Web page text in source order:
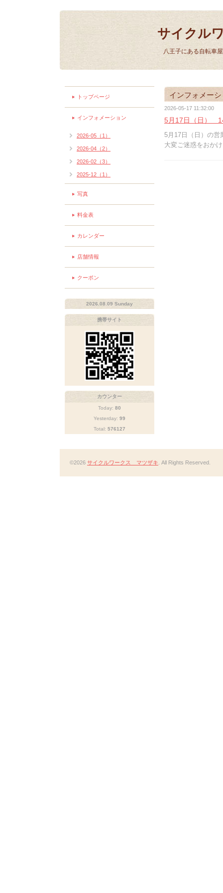
サイクル
八王子にある自転車
インフォメー
2026-05-17 11:32:00
5月17日（日）
5月17日（日）の営
大変ご迷惑をおか
トップページ
インフォメーション
2026-05（1）
2026-04（2）
2026-02（3）
2025-12（1）
写真
料金表
カレンダー
店舗情報
クーポン
2026.08.09 Sunday
携帯サイト
カウンター
Today: 80
Yesterday: 99
Total: 576127
©2026 サイクルワークス マツザキ . All Rights Reserved.